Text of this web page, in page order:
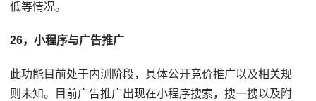
低等情况。
26，小程序与广告推广
此功能目前处于内测阶段，具体公开竞价推广以及相关规
则未知。目前广告推广出现在小程序搜索，搜一搜以及附